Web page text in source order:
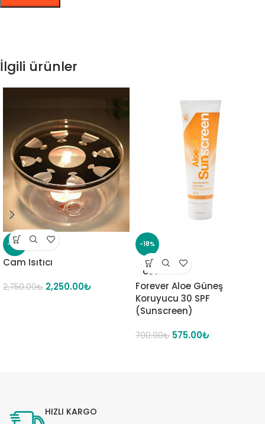
İlgili ürünler
-18%
Cam Isıtıcı
2,750.00₺ 2,250.00₺
-18%
SOLD
OUT
Forever Aloe Güneş
Koruyucu 30 SPF
(Sunscreen)
700.00₺ 575.00₺
HIZLI KARGO